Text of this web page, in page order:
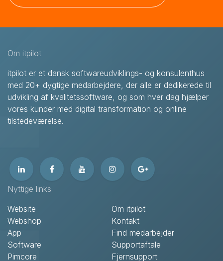
Om itpilot
itpilot er et dansk softwareudviklings- og konsulenthus
med 20+ dygtige medarbejdere, der alle er dedikerede til
udvikling af kvalitetssoftware, og som hver dag hjælper
vores kunder med digital transformation og online
tilstedeværelse.
Nyttige links
Website
Webshop
App
Software
Pimcore
Om itpilot
Kontakt
Find medarbejder
Supportaftale
Fjernsupport